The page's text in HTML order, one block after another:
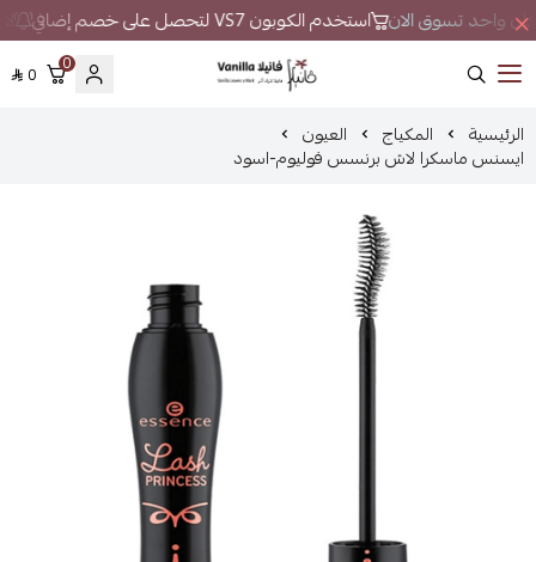
واحد تسوق الان استخدم الكوبون VS7 لتحصل على خصم إضافي
فانيلا
0
0
الرئيسية المكياج العيون
ايسنس ماسكرا لاش برنسس فوليوم-اسود